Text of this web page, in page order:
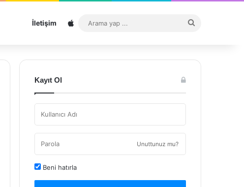
İletişim Sitemap
...
Kayıt Ol
Unuttunuz mu?
Beni hatırla